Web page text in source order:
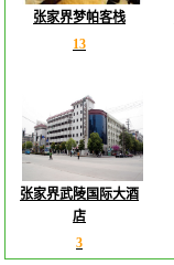
张家界梦帕客栈
13
张家界武陵国际大酒
店
3